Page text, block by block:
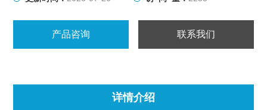
产品咨询 联系我们
详情介绍